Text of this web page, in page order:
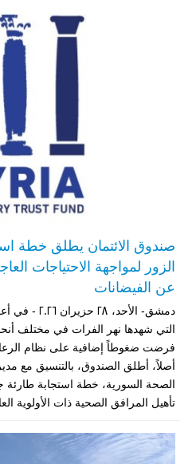
صندوق الائتمان يطلق خطة
الزور لمواجهة الاحتياجات
عن الفيضانات
دمشق- الأحد،
التي شهدها نهر الفرات في مختلف
فرضت ضغوطاً إضافية على نظام
أصلاً، أطلق الصندوق، بالتنسيق مع
تأهيل المرافق الصحية ذات الأولوية